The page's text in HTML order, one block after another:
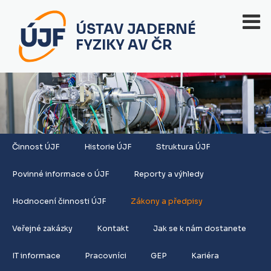
ÚSTAV JADERNÉ
FYZIKY AV ČR
Činnost ÚJF Historie ÚJF Struktura ÚJF
Povinné informace o ÚJF Reporty a výhledy
Hodnocení činnosti ÚJF Zákony a předpisy
Veřejné zakázky Kontakt Jak se k nám dostanete
IT informace Pracovníci GEP Kariéra